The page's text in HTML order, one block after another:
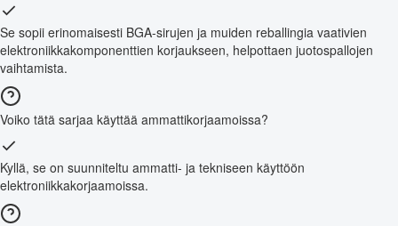
Se sopii erinomaisesti BGA-sirujen ja muiden reballingia vaativien
elektroniikkakomponenttien korjaukseen, helpottaen juotospallojen
vaihtamista.
Voiko tätä sarjaa käyttää ammattikorjaamoissa?
Kyllä, se on suunniteltu ammatti- ja tekniseen käyttöön
elektroniikkakorjaamoissa.